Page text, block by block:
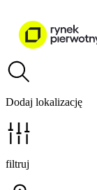
Dodaj lokalizację
filtruj